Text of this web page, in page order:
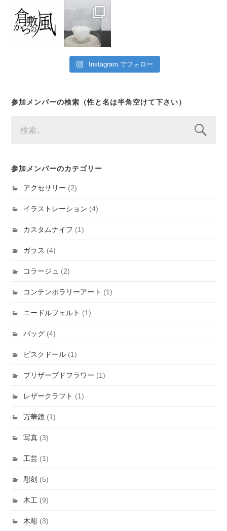
Instagram でフォロー
参加メンバーの検索（性と名は半角空けて下さい）
索:
参加メンバーのカテゴリー
アクセサリー (2)
イラストレーション (4)
カスタムナイフ (1)
ガラス (4)
コラージュ (2)
コンテンポラリーアート (1)
ニードルフェルト (1)
バッグ (4)
ビスクドール (1)
プリザーブドフラワー (1)
レザークラフト (1)
万華鏡 (1)
写真 (3)
工芸 (1)
彫刻 (5)
木工 (9)
木彫 (3)